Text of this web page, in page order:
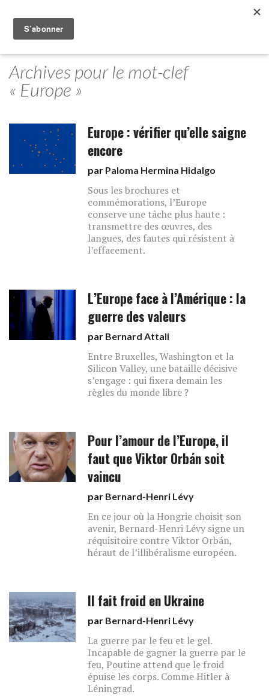
Archives pour le mot-clef
« Europe »
Europe : vérifier qu’elle saigne
encore
par Paloma Hermina Hidalgo
Sous les brochures et
commémorations, l’Europe
conserve une tâche plus haute :
transmettre des œuvres, des
langues, des fautes qui résistent à
l’effacement.
L’Europe face à l’Amérique : la
guerre des valeurs
par Bernard Attali
Entre Bruxelles, Washington et la
Silicon Valley, une bataille décisive
s’engage : qui fixera demain les
règles du monde libre ?
Pour l’amour de l’Europe, il
faut que Viktor Orbán soit
vaincu
par Bernard-Henri Lévy
En ce jour où la Hongrie choisit son
avenir, Bernard-Henri Lévy signe un
réquisitoire contre Viktor Orbán,
héraut de l’illibéralisme européen.
Il fait froid en Ukraine
par Bernard-Henri Lévy
La guerre par le feu et le gel.
Incapable de gagner la guerre par le
feu, Poutine attend que le froid
épuise les corps. Comme Hitler à
Léningrad.